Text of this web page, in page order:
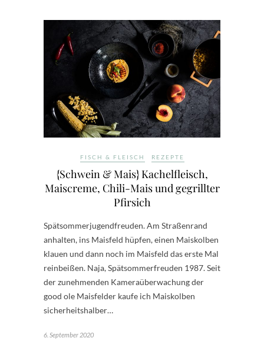
FISCH & FLEISCH REZEPTE
{Schwein & Mais} Kachelfleisch,
Maiscreme, Chili-Mais und gegrillter
Pfirsich
Spätsommerjugendfreuden. Am Straßenrand
anhalten, ins Maisfeld hüpfen, einen Maiskolben
klauen und dann noch im Maisfeld das erste Mal
reinbeißen. Naja, Spätsommerfreuden 1987. Seit
der zunehmenden Kameraüberwachung der
good ole Maisfelder kaufe ich Maiskolben
sicherheitshalber…
6. September 2020